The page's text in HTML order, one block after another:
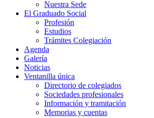
Nuestra Sede
El Graduado Social
Profesión
Estudios
Trámites Colegiación
Agenda
Galería
Noticias
Ventanilla única
Directorio de colegiados
Sociedades profesionales
Información y tramitación
Memorias y cuentas